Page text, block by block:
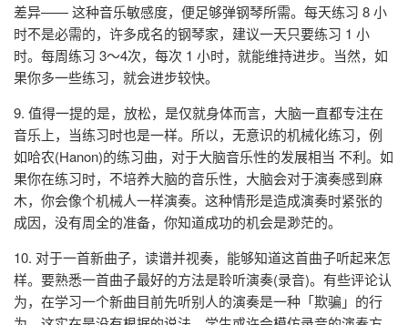
差异—— 这种音乐敏感度，便足够弹钢琴所需。每天练习 8 小
时不是必需的，许多成名的钢琴家，建议一天只要练习 1 小
时。每周练习 3～4次，每次 1 小时，就能维持进步。当然，如
果你多一些练习，就会进步较快。
9. 值得一提的是，放松，是仅就身体而言，大脑一直都专注在
音乐上，当练习时也是一样。所以，无意识的机械化练习，例
如哈农(Hanon)的练习曲，对于大脑音乐性的发展相当 不利。如
果你在练习时，不培养大脑的音乐性，大脑会对于演奏感到麻
木，你会像个机械人一样演奏。这种情形是造成演奏时紧张的
成因，没有周全的准备，你知道成功的机会是渺茫的。
10. 对于一首新曲子，读谱并视奏，能够知道这首曲子听起来怎
样。要熟悉一首曲子最好的方法是聆听演奏(录音)。有些评论认
为，在学习一个新曲目前先听别人的演奏是一种「欺骗」的行